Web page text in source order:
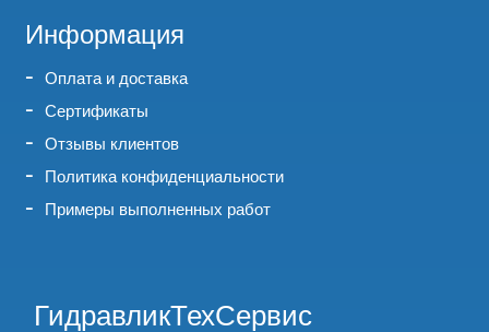
Информация
Оплата и доставка
Сертификаты
Отзывы клиентов
Политика конфиденциальности
Примеры выполненных работ
ГидравликТехСервис